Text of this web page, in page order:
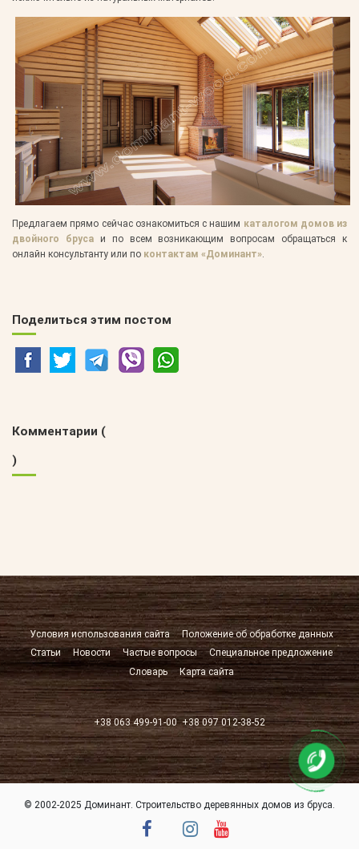
Предлагаем прямо сейчас ознакомиться с нашим каталогом домов из
двойного брусаи по всем возникающим вопросам обращаться к
онлайн консультанту или по контактам «Доминант»
Поделиться этим постом
Комментарии (
)
Условия использования сайта
Положение об обработке данных
Статьи
Новости Частые вопросы
Специальное предложение
Словарь
Карта сайта
+38 063 499-91-00 +38 097 012-38-52
© 2002-2025 Доминант. Строительство деревянных домов из бруса.